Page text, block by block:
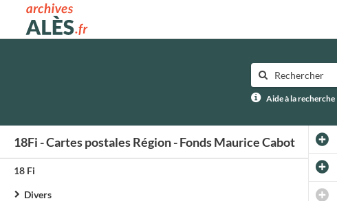
Archives municipales d'Alès
Aide à la recherche
18Fi - Cartes postales Région - Fonds Maurice Cabot
18 Fi
Divers